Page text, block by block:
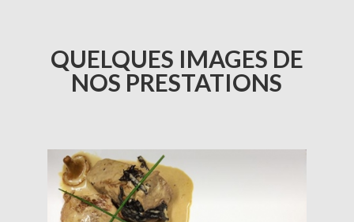
QUELQUES IMAGES DE
NOS PRESTATIONS